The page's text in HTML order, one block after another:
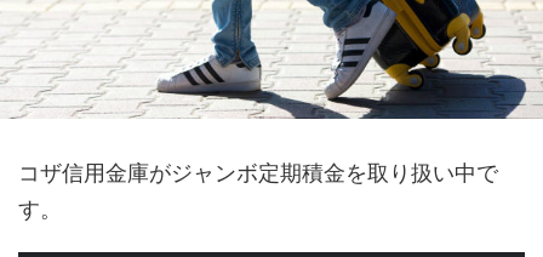
コザ信用金庫がジャンボ定期積金を取り扱い中で
す。